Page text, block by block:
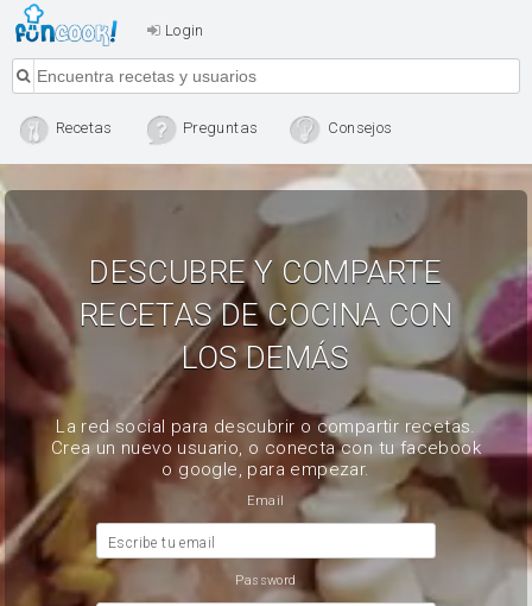
Login
Recetas Preguntas Consejos
DESCUBRE Y COMPARTE
RECETAS DE COCINA CON
LOS DEMÁS
La red social para descubrir o compartir recetas.
Crea un nuevo usuario, o conecta con tu facebook
o google, para empezar.
Email
Escribe tu email
Password